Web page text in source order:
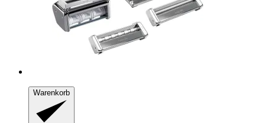
Warenkorb